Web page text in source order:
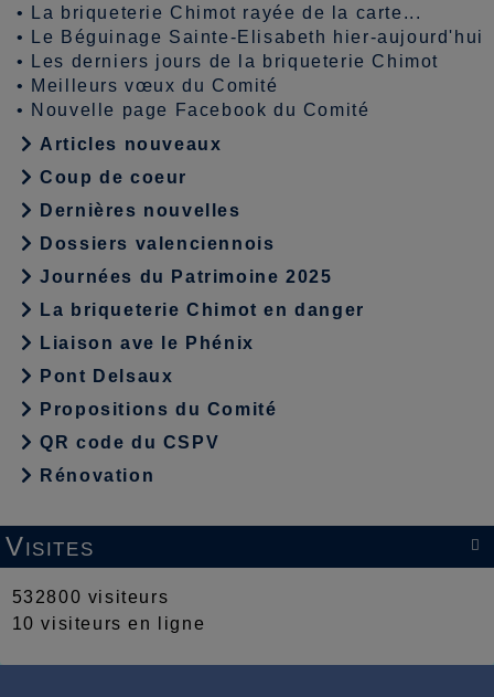
•
La briqueterie Chimot rayée de la carte...
•
Le Béguinage Sainte-Elisabeth hier-aujourd'hui
•
Les derniers jours de la briqueterie Chimot
• Meilleurs vœux du Comité
• Nouvelle page Facebook du Comité
Articles nouveaux
Coup de coeur
Dernières nouvelles
Dossiers valenciennois
Journées du Patrimoine 2025
La briqueterie Chimot en danger
Liaison ave le Phénix
Pont Delsaux
Propositions du Comité
QR code du CSPV
Rénovation

Visites
532800 visiteurs
10 visiteurs en ligne